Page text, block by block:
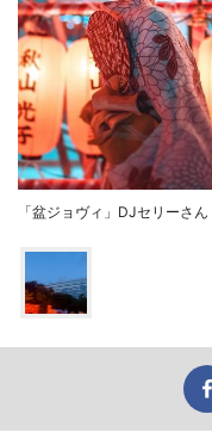
「盆ジョヴィ」DJセリーさ